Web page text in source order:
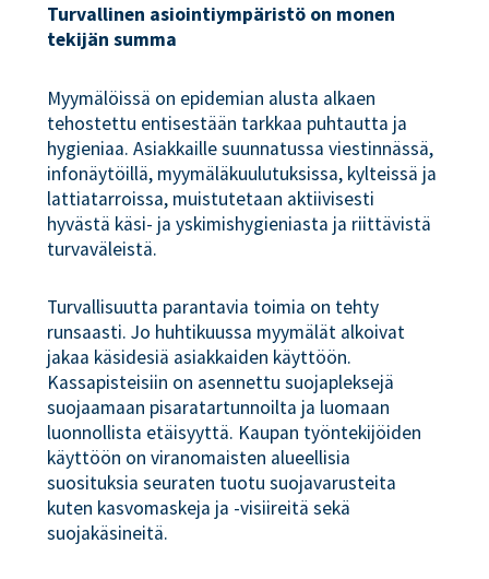
Turvallinen asiointiympäristö on monen
tekijän summa
Myymälöissä on epidemian alusta alkaen
tehostettu entisestään tarkkaa puhtautta ja
hygieniaa. Asiakkaille suunnatussa viestinnässä,
infonäytöillä, myymäläkuulutuksissa, kylteissä ja
lattiatarroissa, muistutetaan aktiivisesti
hyvästä käsi- ja yskimishygieniasta ja riittävistä
turvaväleistä.
Turvallisuutta parantavia toimia on tehty
runsaasti. Jo huhtikuussa myymälät alkoivat
jakaa käsidesiä asiakkaiden käyttöön.
Kassapisteisiin on asennettu suojapleksejä
suojaamaan pisaratartunnoilta ja luomaan
luonnollista etäisyyttä. Kaupan työntekijöiden
käyttöön on viranomaisten alueellisia
suosituksia seuraten tuotu suojavarusteita
kuten kasvomaskeja ja -visiireitä sekä
suojakäsineitä.